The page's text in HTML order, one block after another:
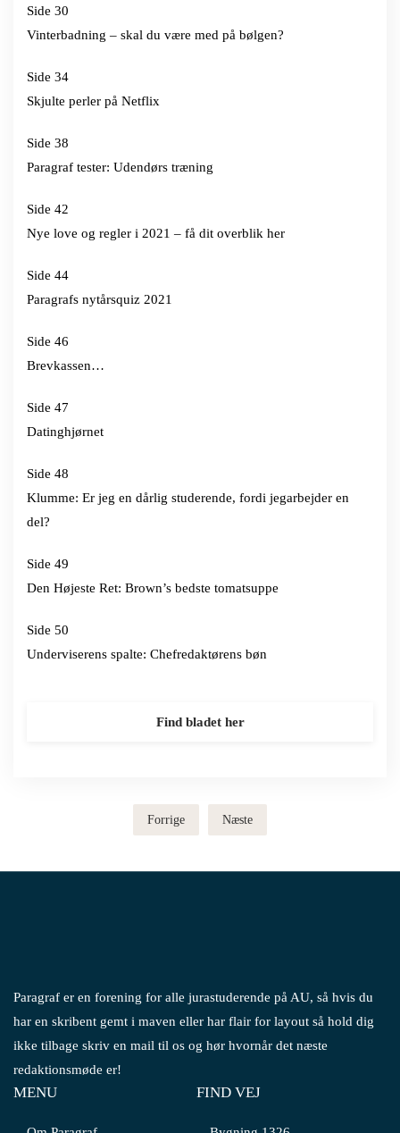
Side 30
Vinterbadning – skal du være med på bølgen?
Side 34
Skjulte perler på Netflix
Side 38
Paragraf tester: Udendørs træning
Side 42
Nye love og regler i 2021 – få dit overblik her
Side 44
Paragrafs nytårsquiz 2021
Side 46
Brevkassen…
Side 47
Datinghjørnet
Side 48
Klumme: Er jeg en dårlig studerende, fordi jegarbejder en
del?
Side 49
Den Højeste Ret: Brown’s bedste tomatsuppe
Side 50
Underviserens spalte: Chefredaktørens bøn
Find bladet her
Forrige Næste
Paragraf er en forening for alle jurastuderende på AU, så hvis du
har en skribent gemt i maven eller har flair for layout så hold dig
ikke tilbage skriv en mail til os og hør hvornår det næste
redaktionsmøde er!
MENU FIND VEJ